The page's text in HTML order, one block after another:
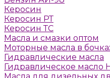
Керосин
Керосин РТ
Керосин ТС
Масла и смазки оптом
Моторные масла в
Гидравлические масла
Гидравлическое масло